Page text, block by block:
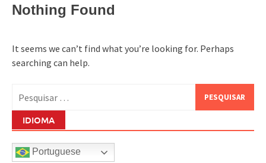
Nothing Found
It seems we can’t find what you’re looking for. Perhaps
searching can help.
por:
IDIOMA
Portuguese